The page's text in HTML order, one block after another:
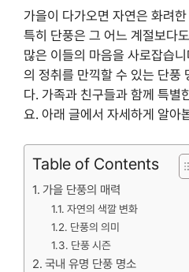
가을이 다가오면 자연은 화려
특히 단풍은 그 어느 계절보다
많은 이들의 마음을 사로잡습
의 정취를 만끽할 수 있는 단풍
다. 가족과 친구들과 함께 특별
요. 아래 글에서 자세하게 알아
Table of Contents
가을 단풍의 매력
자연의 색깔 변화
단풍의 의미
단풍 시즌
국내 유명 단풍 명소